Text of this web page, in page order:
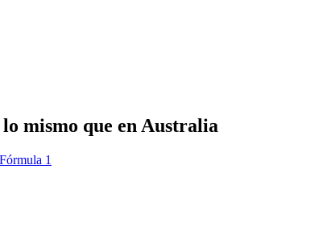
mismo que en Australia
Fórmula 1